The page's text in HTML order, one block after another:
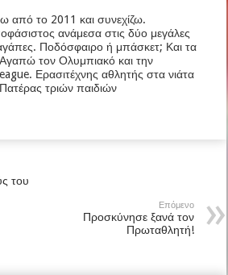
από το 2011 και συνεχίζω.
ανάμεσα στις δύο μεγάλες
Ποδόσφαιρο ή μπάσκετ; Και τα
τον Ολυμπιακό και την
Ερασιτέχνης αθλητής στα νιάτα
τριών παιδιών
του
Επόμενο
Προσκύνησε ξανά τον
Πρωταθλητή!